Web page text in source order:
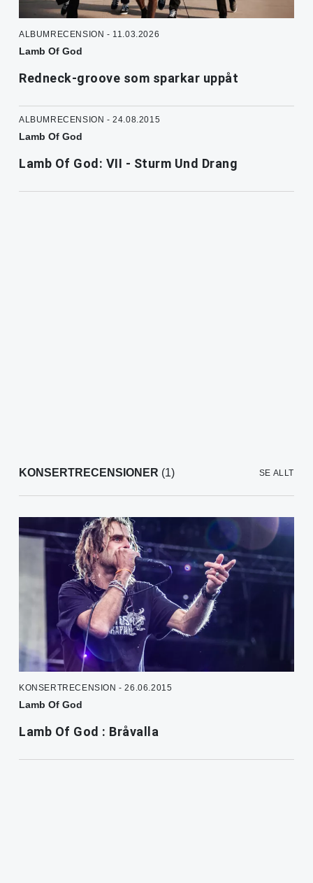
ALBUMRECENSION - 11.03.2026
Lamb Of God
Redneck-groove som sparkar uppåt
ALBUMRECENSION - 24.08.2015
Lamb Of God
Lamb Of God: VII - Sturm Und Drang
KONSERTRECENSIONER (1) SE ALLT
KONSERTRECENSION - 26.06.2015
Lamb Of God
Lamb Of God : Bråvalla